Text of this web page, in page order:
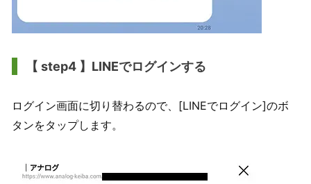
【 step4 】LINEでログインする
ログイン画面に切り替わるので、[LINEでログイン]のボ
タンをタップします。